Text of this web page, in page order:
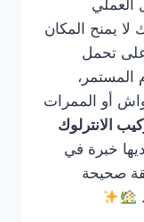
العملي
لا يمنح المكان
تحمل
المستمر،
أو الممرات
الانترلوك
خبرة في
صحيحة